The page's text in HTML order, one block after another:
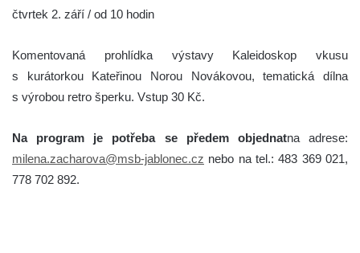
čtvrtek 2. září / od 10 hodin
Komentovaná prohlídka výstavy Kaleidoskop vkusu
s kurátorkou Kateřinou Norou Novákovou, tematická dílna
s výrobou retro šperku. Vstup 30 Kč.
Na program je potřeba se předem objednatna adrese:
milena.zacharova@msb-jablonec.cz nebo na tel.: 483 369 021,
778 702 892.